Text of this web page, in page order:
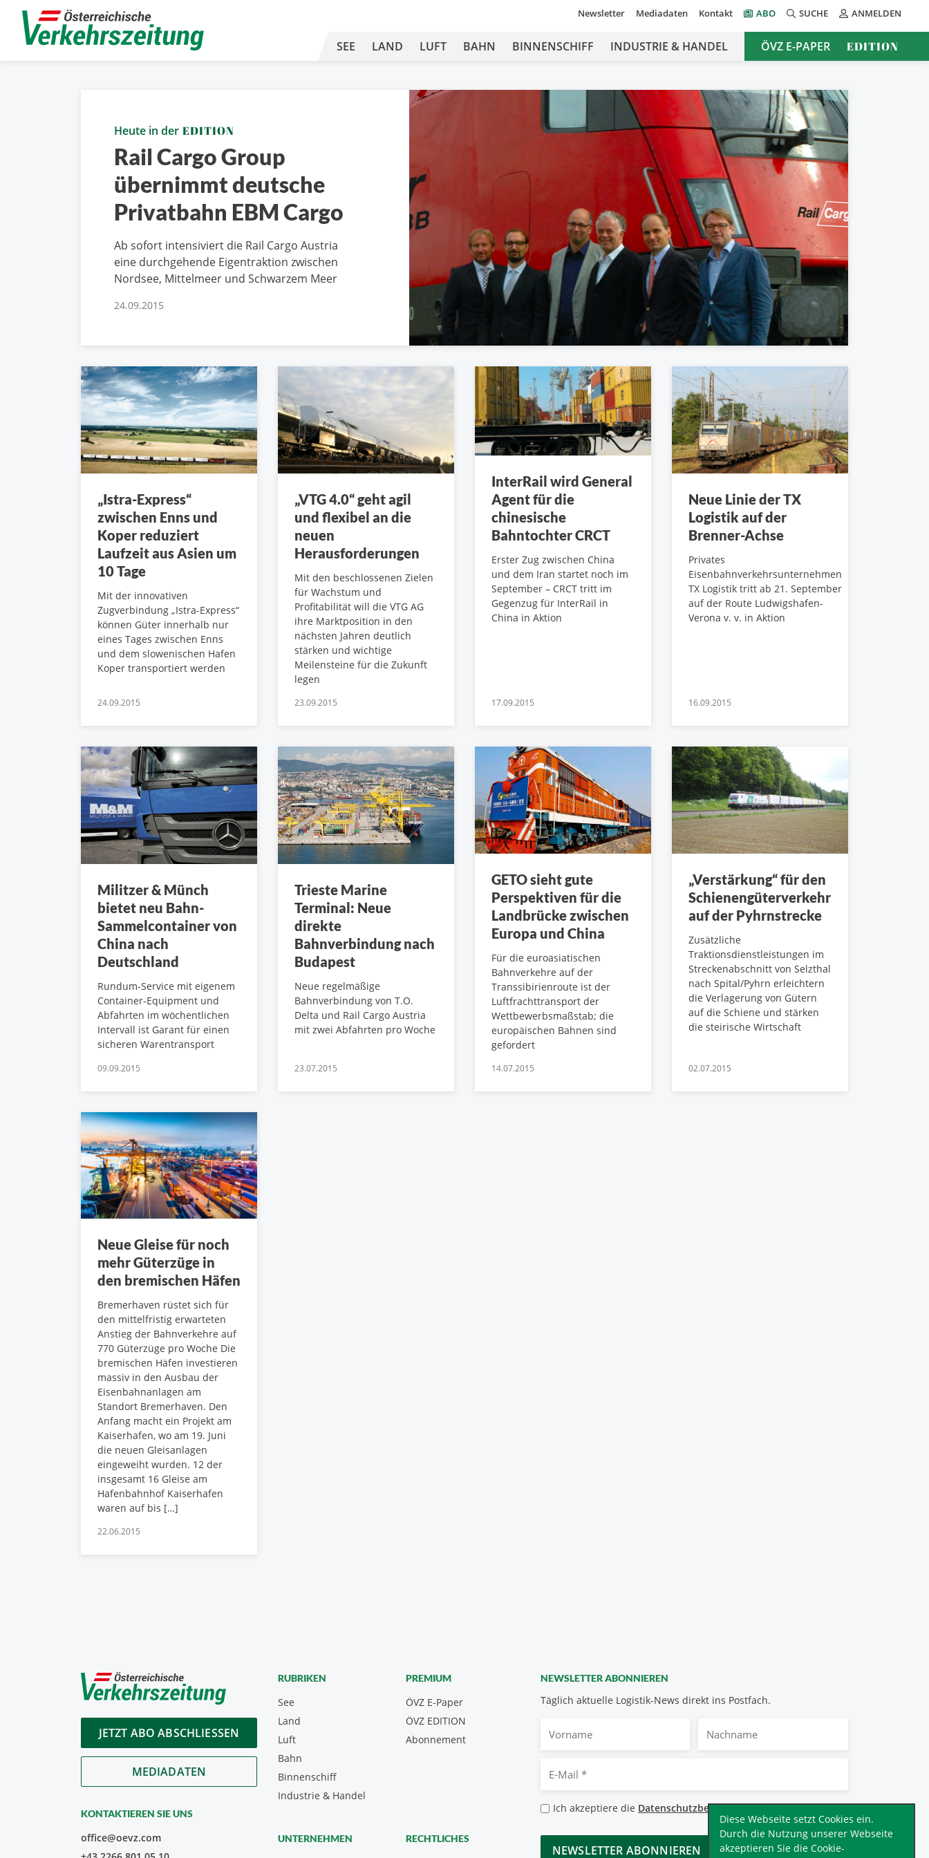
Diese Webseite setzt Cookies ein.
Durch die Nutzung unserer Webseite
akzeptieren Sie die Cookie-
Newsletter Mediadaten Kontakt ABO SUCHE ANMELDEN
SEE LAND LUFT BAHN BINNENSCHIFF INDUSTRIE & HANDEL ÖVZ E-PAPER EDITION
Heute in der EDITION
Rail Cargo Group
übernimmt deutsche
Privatbahn EBM Cargo
Ab sofort intensiviert die Rail Cargo Austria
eine durchgehende Eigentraktion zwischen
Nordsee, Mittelmeer und Schwarzem Meer
24.09.2015
„Istra-Express“
zwischen Enns und
Koper reduziert
Laufzeit aus Asien um
10 Tage
Mit der innovativen
Zugverbindung „Istra-Express“
können Güter innerhalb nur
eines Tages zwischen Enns
und dem slowenischen Hafen
Koper transportiert werden
24.09.2015
„VTG 4.0“ geht agil
und flexibel an die
neuen
Herausforderungen
Mit den beschlossenen Zielen
für Wachstum und
Profitabilität will die VTG AG
ihre Marktposition in den
nächsten Jahren deutlich
stärken und wichtige
Meilensteine für die Zukunft
legen
23.09.2015
InterRail wird General
Agent für die
chinesische
Bahntochter CRCT
Erster Zug zwischen China
und dem Iran startet noch im
September – CRCT tritt im
Gegenzug für InterRail in
China in Aktion
17.09.2015
Neue Linie der TX
Logistik auf der
Brenner-Achse
Privates
Eisenbahnverkehrsunternehmen
TX Logistik tritt ab 21. September
auf der Route Ludwigshafen-
Verona v. v. in Aktion
16.09.2015
Militzer & Münch
bietet neu Bahn-
Sammelcontainer von
China nach
Deutschland
Rundum-Service mit eigenem
Container-Equipment und
Abfahrten im wöchentlichen
Intervall ist Garant für einen
sicheren Warentransport
09.09.2015
Trieste Marine
Terminal: Neue
direkte
Bahnverbindung nach
Budapest
Neue regelmäßige
Bahnverbindung von T.O.
Delta und Rail Cargo Austria
mit zwei Abfahrten pro Woche
23.07.2015
GETO sieht gute
Perspektiven für die
Landbrücke zwischen
Europa und China
Für die euroasiatischen
Bahnverkehre auf der
Transsibirienroute ist der
Luftfrachttransport der
Wettbewerbsmaßstab; die
europäischen Bahnen sind
gefordert
14.07.2015
„Verstärkung“ für den
Schienengüterverkehr
auf der Pyhrnstrecke
Zusätzliche
Traktionsdienstleistungen im
Streckenabschnitt von Selzthal
nach Spital/Pyhrn erleichtern
die Verlagerung von Gütern
auf die Schiene und stärken
die steirische Wirtschaft
02.07.2015
Neue Gleise für noch
mehr Güterzüge in
den bremischen Häfen
Bremerhaven rüstet sich für
den mittelfristig erwarteten
Anstieg der Bahnverkehre auf
770 Güterzüge pro Woche Die
bremischen Häfen investieren
massiv in den Ausbau der
Eisenbahnanlagen am
Standort Bremerhaven. Den
Anfang macht ein Projekt am
Kaiserhafen, wo am 19. Juni
die neuen Gleisanlagen
eingeweiht wurden. 12 der
insgesamt 16 Gleise am
Hafenbahnhof Kaiserhafen
waren auf bis […]
22.06.2015
JETZT ABO ABSCHLIESSEN
MEDIADATEN
KONTAKTIEREN SIE UNS
office@oevz.com
NEWSLETTER ABONNIEREN
Täglich aktuelle Logistik-News direkt ins Postfach.
Nachname
Mail
Datenschutzbestimmungen
Ich akzeptiere die Datenschutzbestimmungen.*
CAPTCHA
RUBRIKEN
See
Land
Luft
Bahn
Binnenschiff
Industrie & Handel
PREMIUM
ÖVZ E-Paper
Abonnement
ÖVZ EDITION
UNTERNEHMEN RECHTLICHES